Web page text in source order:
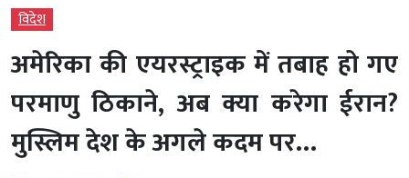
विदेश
अमेरिका की एयरस्ट्राइक में तबाह हो गए
परमाणु ठिकाने, अब क्या करेगा ईरान?
मुस्लिम देश के अगले कदम पर…